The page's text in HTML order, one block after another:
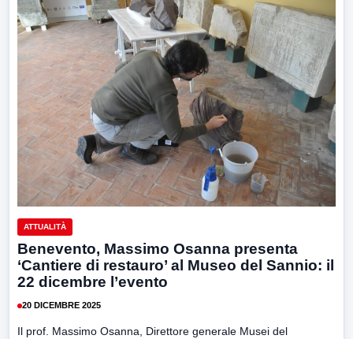
ATTUALITÀ
Benevento, Massimo Osanna presenta
‘Cantiere di restauro’ al Museo del Sannio: il
22 dicembre l’evento
20 DICEMBRE 2025
Il prof. Massimo Osanna, Direttore generale Musei del